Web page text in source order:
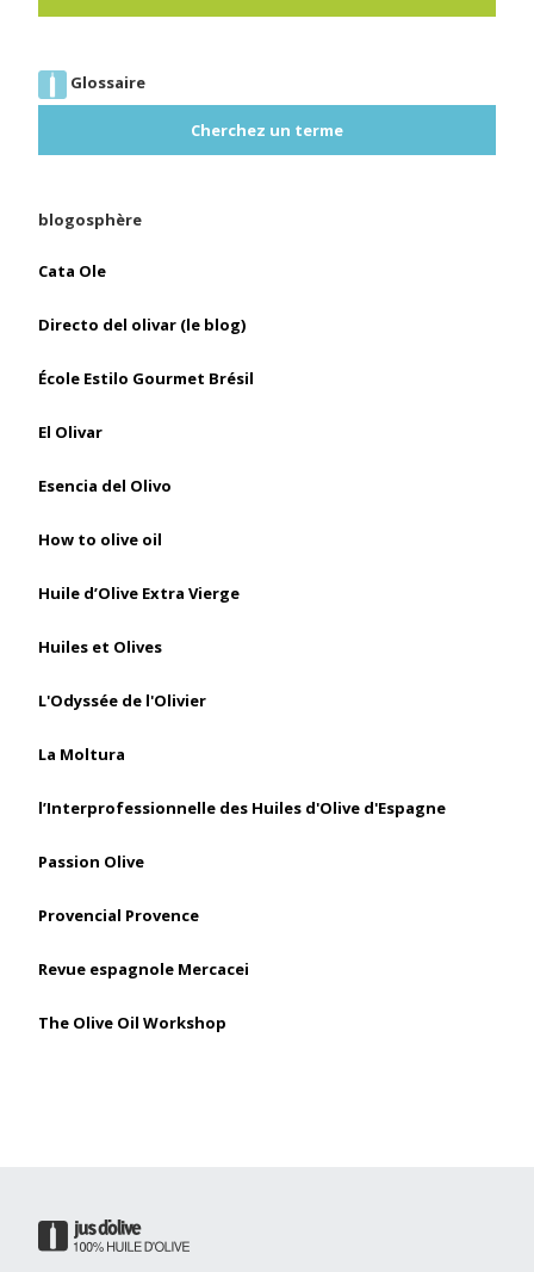
Glossaire
Cherchez un terme
blogosphère
Cata Ole
Directo del olivar (le blog)
École Estilo Gourmet Brésil
El Olivar
Esencia del Olivo
How to olive oil
Huile d’Olive Extra Vierge
Huiles et Olives
L'Odyssée de l'Olivier
La Moltura
l’Interprofessionnelle des Huiles d'Olive d'Espagne
Passion Olive
Provencial Provence
Revue espagnole Mercacei
The Olive Oil Workshop